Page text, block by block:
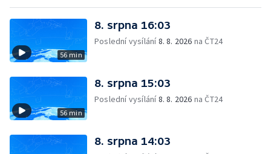
56 min
8. srpna 16:03
Poslední vysílání8. 8. 2026 na ČT24
56 min
8. srpna 15:03
Poslední vysílání8. 8. 2026 na ČT24
8. srpna 14:03